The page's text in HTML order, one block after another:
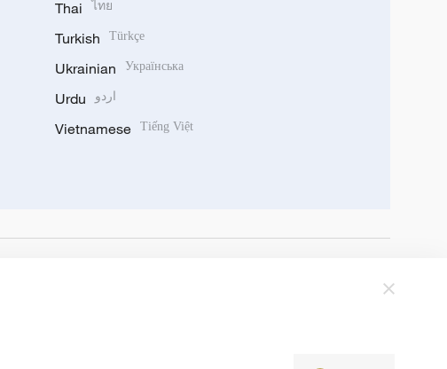
Thai ไทย
Turkish Türkçe
Ukrainian Українська
Urdu اردو
Vietnamese Tiếng Việt